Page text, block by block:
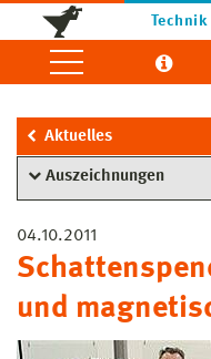
Technik
Aktuelles
Auszeichnungen
04.10.2011
und